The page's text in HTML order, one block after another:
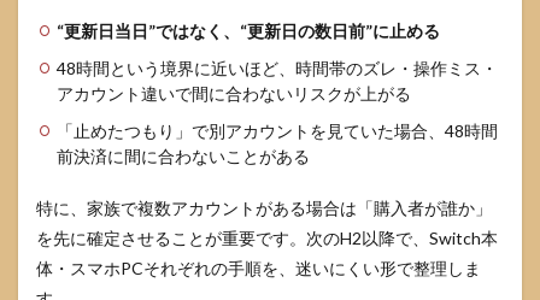
れる
か
5.3
カタ
ログ
チケ
ット
加入
者特
扱い
“更新日当日”ではなく、“更新日の数日前”に止める
48時間という境界に近いほど、時間帯のズレ・操作ミス・
アカウント違いで間に合わないリスクが上がる
「止めたつもり」で別アカウントを見ていた場合、48時間
前決済に間に合わないことがある
特に、家族で複数アカウントがある場合は「購入者が誰か」
を先に確定させることが重要です。次のH2以降で、Switch本
体・スマホPCそれぞれの手順を、迷いにくい形で整理しま